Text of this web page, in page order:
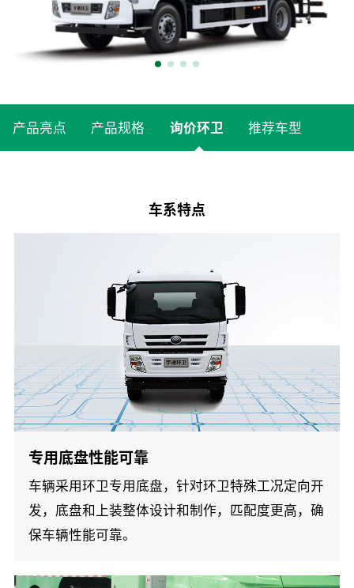
产品亮点 产品规格 询价环卫 推荐车型
车系特点
专用底盘性能可靠
车辆采用环卫专用底盘，针对环卫特殊工况定向开
发，底盘和上装整体设计和制作，匹配度更高，确
保车辆性能可靠。